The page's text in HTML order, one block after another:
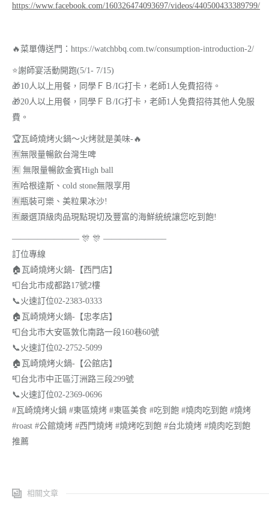
https://www.facebook.com/160326474093697/videos/440500433389799/
🔥菜單傳送門：https://watchbbq.com.tw/consumption-introduction-2/
⭐謝師宴活動開跑(5/1- 7/15)
🎁10人以上用餐，同學ＦＢ/IG打卡，老師1人免費招待。
🎁20人以上用餐，同學ＦＢ/IG打卡，老師1人免費招待其他人免服
費。
🏆瓦崎燒烤火鍋～火烤就是美味-🔥
🈶無限量暢飲台灣生啤
🈶 無限量暢飲金賓High ball
🈶哈根達斯、cold stone無限享用
🈶瓶裝可樂、美粒果冰沙!
🈶嚴選頂級肉品現點現切及豐富的海鮮統統讓您吃到飽!
———————— 🎊 🎊 ———————–
訂位專線
🏠瓦崎燒烤火鍋-【西門店】
📮台北市成都路17號2樓
📞火速訂位02-2383-0333
🏠瓦崎燒烤火鍋-【忠孝店】
📮台北市大安區敦化南路一段160巷60號
📞火速訂位02-2752-5099
🏠瓦崎燒烤火鍋-【公館店】
📮台北市中正區汀洲路三段299號
📞火速訂位02-2369-0696
#瓦崎燒烤火鍋 #東區燒烤 #東區美食 #吃到飽 #燒肉吃到飽 #燒烤
#roast #公館燒烤 #西門燒烤 #燒烤吃到飽 #台北燒烤 #燒肉吃到飽
推薦
相關文章